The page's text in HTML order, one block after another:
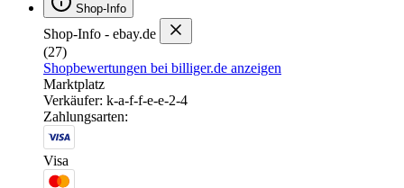
Shop-Info
Shop-Info - ebay.de
(27)
Shopbewertungen bei billiger.de anzeigen
Marktplatz
Verkäufer: k-a-f-f-e-e-2-4
Zahlungsarten:
Visa